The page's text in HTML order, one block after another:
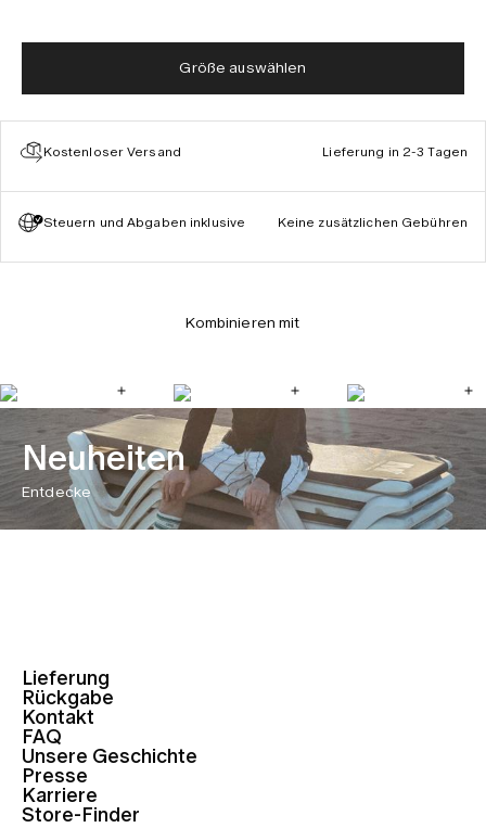
Größe auswählen
Kostenloser Versand Lieferung in 2-3 Tagen
Steuern und Abgaben inklusive Keine zusätzlichen Gebühren
Kombinieren mit
Neuheiten
Entdecke
Lieferung
Rückgabe
Kontakt
FAQ
Unsere Geschichte
Presse
Karriere
Store-Finder